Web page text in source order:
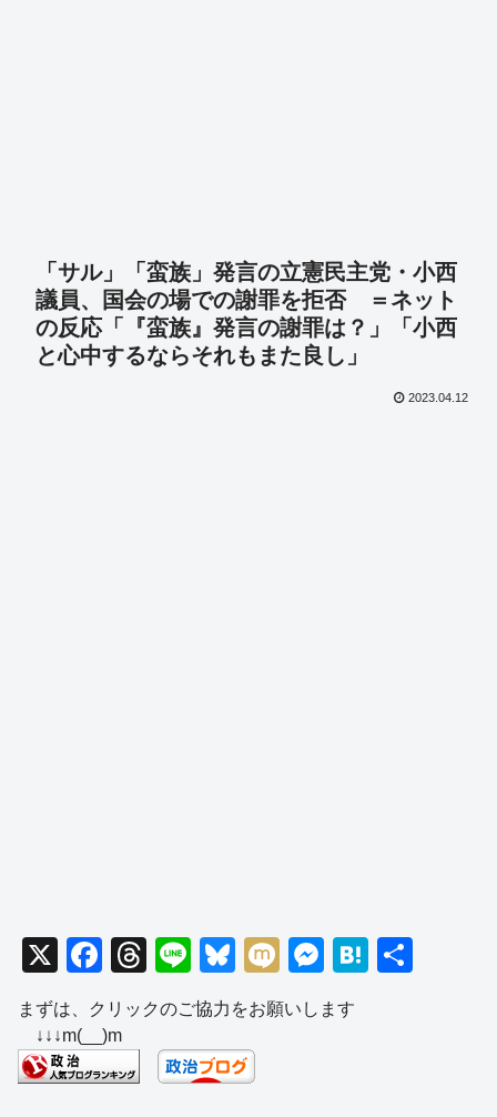
「サル」「蛮族」発言の立憲民主党・小西
議員、国会の場での謝罪を拒否 ＝ネット
の反応「『蛮族』発言の謝罪は？」「小西
と心中するならそれもまた良し」
2023.04.12
X
F
a
c
e
b
T
hr
e
a
d
Li
n
e
Bl
u
e
sk
y
M
ixi
M
e
ss
H
まずは、クリックのご協力をお願いします
↓↓↓m(__)m